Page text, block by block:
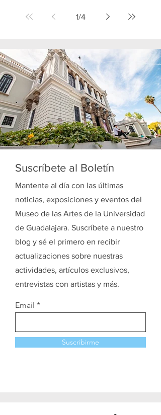
1/4
Suscríbete al Boletín
Mantente al día con las últimas
noticias, exposiciones y eventos del
Museo de las Artes de la Universidad
de Guadalajara. Suscríbete a nuestro
blog y sé el primero en recibir
actualizaciones sobre nuestras
actividades, artículos exclusivos,
entrevistas con artistas y más.
Email
Suscribirme